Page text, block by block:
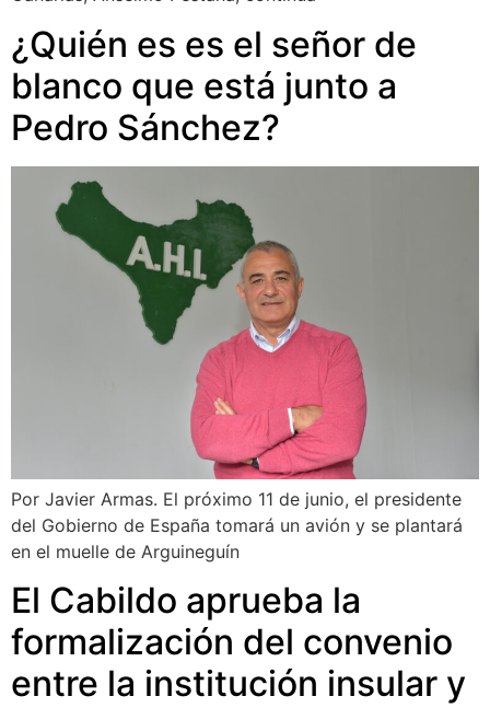
¿Quién es es el señor de
blanco que está junto a
Pedro Sánchez?
Por Javier Armas. El próximo 11 de junio, el presidente
del Gobierno de España tomará un avión y se plantará
en el muelle de Arguineguín
El Cabildo aprueba la
formalización del convenio
entre la institución insular y